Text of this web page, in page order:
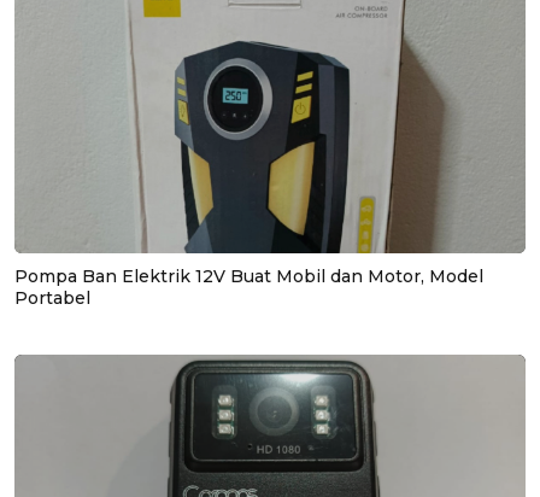
Pompa Ban Elektrik 12V Buat Mobil dan Motor, Model
Portabel